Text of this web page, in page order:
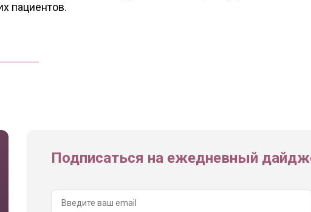
пациентов.
Подписаться на ежедневный